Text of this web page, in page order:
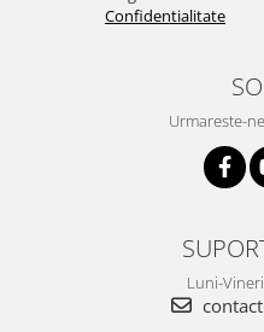
Confidentialitate
Urmareste-
Luni-